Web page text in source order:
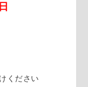
ください